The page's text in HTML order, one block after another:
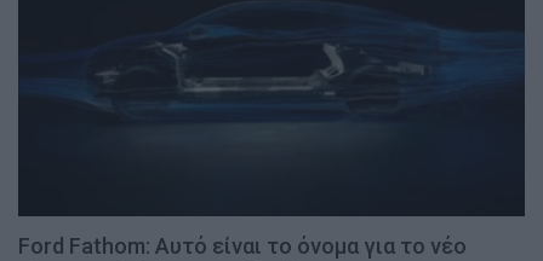
Ford Fathom: Αυτό είναι το όνομα για το νέο